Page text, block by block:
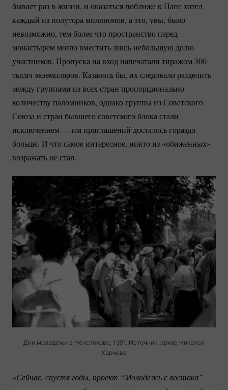
бывает раз в жизни, и оказаться поближе к Папе хотел
каждый из полутора миллионов, а это, увы, было
невозможно, тем более что пространство перед
монастырем могло вместить лишь небольшую долю
участников. Пропуска на вход напечатали тиражом 300
тысяч экземпляров. Казалось бы, их следовало разделить
между группами из всех стран пропорционально
количеству паломников, однако группы из Советского
Союза и стран бывшего советского блока стали
исключением — им приглашений досталось гораздо
больше. И что самое интересное, никто из «обиженных»
возражать не стал.
Дни молодежи в Ченстохове, 1991. Источник: архив Николая
Харчева
«Сейчас, спустя годы, проект “Молодежь с востока”